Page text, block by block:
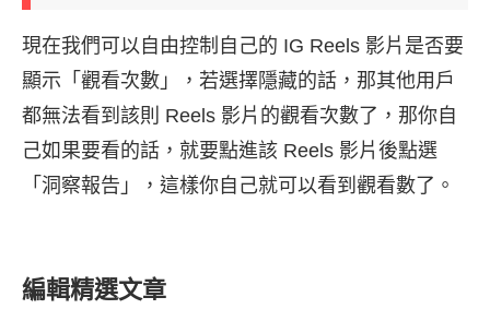
現在我們可以自由控制自己的 IG Reels 影片是否要
顯示「觀看次數」，若選擇隱藏的話，那其他用戶
都無法看到該則 Reels 影片的觀看次數了，那你自
己如果要看的話，就要點進該 Reels 影片後點選
「洞察報告」，這樣你自己就可以看到觀看數了。
編輯精選文章